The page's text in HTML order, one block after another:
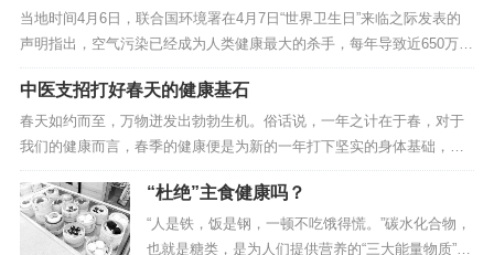
当地时间4月6日，联合国环境署在4月7日“世界卫生日”来临之际发表的
声明指出，空气污染已经成为人类健康最大的杀手，每年导致近650万人
死亡。其他污染，包括水污染、重金属污...
中医支招打好春天的健康基石
春天如约而至，万物迸发出勃勃生机。俗话说，一年之计在于春，对于
我们的健康而言，春季的健康便是为新的一年打下坚实的身体基础，所
以，春季的养生保健显得尤为重要。如何简单有效地打好春天的健康基
石呢？一...
“杜绝”主食健康吗？
“人是铁，饭是钢，一顿不吃饿得慌。”碳水化合物，
也就是糖类，是为人们提供营养的“三大能量物质”之